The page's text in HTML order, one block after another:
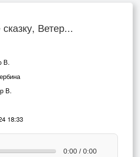
Ветер...
В.
В.
18:33
0:00 / 0:00